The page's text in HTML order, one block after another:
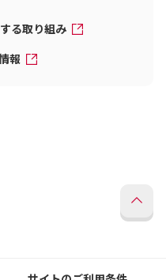
る取り組み
報